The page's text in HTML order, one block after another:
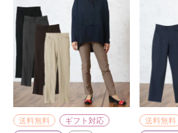
送料無料
ギフト対応
送料無料